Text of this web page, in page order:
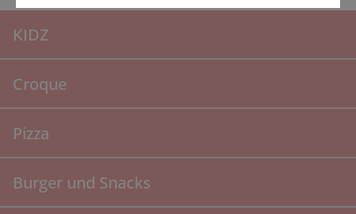
KIDZ
Croque
Pizza
Burger und Snacks